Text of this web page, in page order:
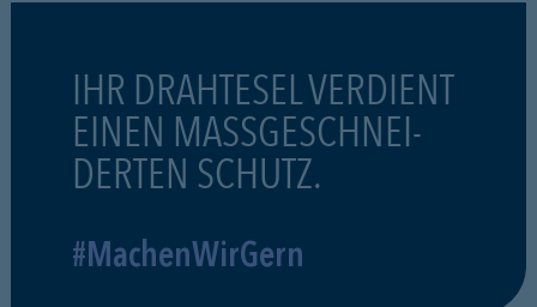
IHR DRAHTESEL VERDIENT
EINEN MASSGESCHNEI-
DERTEN SCHUTZ.
#MachenWirGern